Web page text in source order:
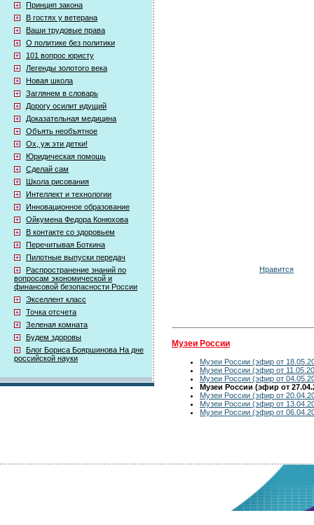
Принцип закона
В гостях у ветерана
Ваши трудовые права
О политике без политики
101 вопрос юристу
Легенды золотого века
Новая школа
Заглянем в словарь
Дорогу осилит идущий
Доказательная медицина
Объять необъятное
Ох, уж эти детки!
Юридическая помощь
Сделай сам
Школа рисования
Интеллект и технологии
Инновационное образование
Ойкумена Федора Конюхова
В контакте со здоровьем
Перечитывая Боткина
Пилотные выпуски передач
Распространение знаний по
вопросам экономической и
финансовой безопасности России
Экселлент класс
Точка отсчета
Зеленая комната
Будем здоровы
Блог Бориса Бояршинова На дне
российской науки
Нравится
Музеи России
Музеи России (эфир от
Музеи России (эфир от
Музеи России (эфир от
Музеи России (эфир от
Музеи России (эфир от
Музеи России (эфир от
Музеи России (эфир от